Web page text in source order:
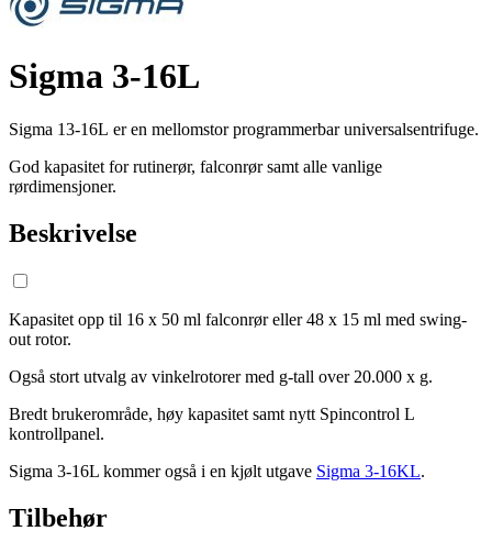
Sigma 3-16L
Sigma 13-16L er en mellomstor programmerbar universalsentrifuge.
God kapasitet for rutinerør, falconrør samt alle vanlige
rørdimensjoner.
Beskrivelse
Kapasitet opp til 16 x 50 ml falconrør eller 48 x 15 ml med swing-
out rotor.
Også stort utvalg av vinkelrotorer med g-tall over 20.000 x g.
Bredt brukerområde, høy kapasitet samt nytt Spincontrol L
kontrollpanel.
Sigma 3-16L kommer også i en kjølt utgave Sigma 3-16KL.
Tilbehør